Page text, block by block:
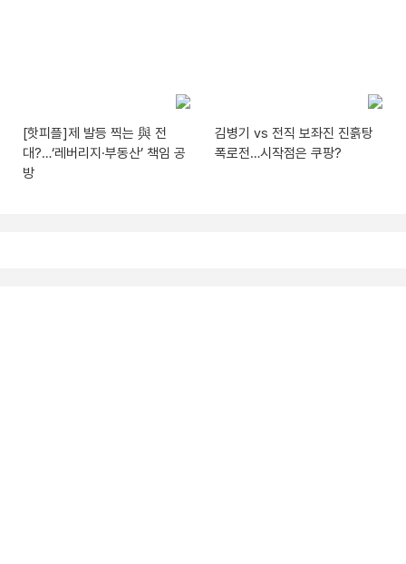
[핫피플]제 발등 찍는 與 전
대?…‘레버리지·부동산’ 책임 공
방
김병기 vs 전직 보좌진 진흙탕
폭로전…시작점은 쿠팡?